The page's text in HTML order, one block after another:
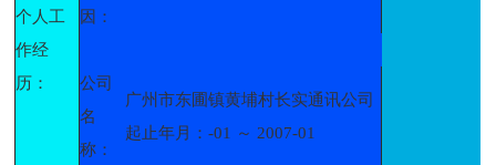
个人工
作经
历：
因：
公司
名
称：
广州市东圃镇黄埔村长实通讯公司
起止年月：-01 ～ 2007-01